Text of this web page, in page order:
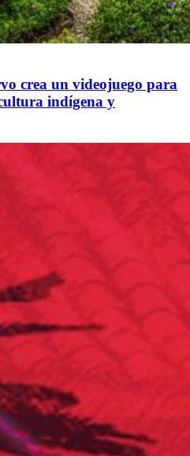
crea un videojuego para
indígena y